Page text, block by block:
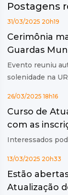
Postagens
31/03/2025 20h19
Cerimônia
Guardas
Evento reuniu
solenidade na
26/03/2025 18h16
Curso de
com as
Interessados
13/03/2025 20h33
Estão
Atualização